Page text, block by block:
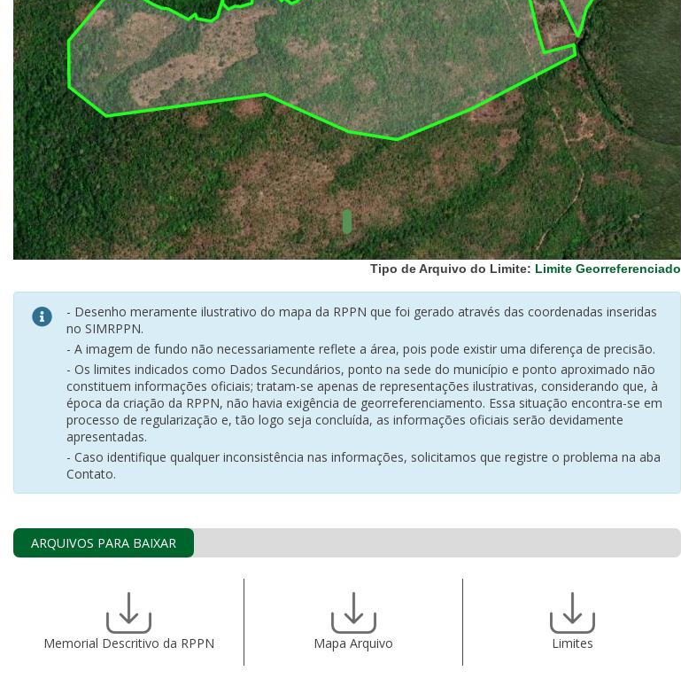
Hidrografia
1:1.000.000
(ANA)
Biomas
(IBGE)
Vegetação
(IBGE)
Rodovias
(IBGE)
Relevo
(IBGE)
Tipo de Arquivo do Limite: Limite Georreferenciado
- Desenho meramente ilustrativo do mapa da RPPN que foi gerado através das coordenadas inseridas
no SIMRPPN.
- A imagem de fundo não necessariamente reflete a área, pois pode existir uma diferença de precisão.
- Os limites indicados como Dados Secundários, ponto na sede do município e ponto aproximado não
constituem informações oficiais; tratam-se apenas de representações ilustrativas, considerando que, à
época da criação da RPPN, não havia exigência de georreferenciamento. Essa situação encontra-se em
processo de regularização e, tão logo seja concluída, as informações oficiais serão devidamente
apresentadas.
- Caso identifique qualquer inconsistência nas informações, solicitamos que registre o problema na aba
Contato.
ARQUIVOS PARA BAIXAR
Memorial Descritivo da RPPN Mapa Arquivo Limites